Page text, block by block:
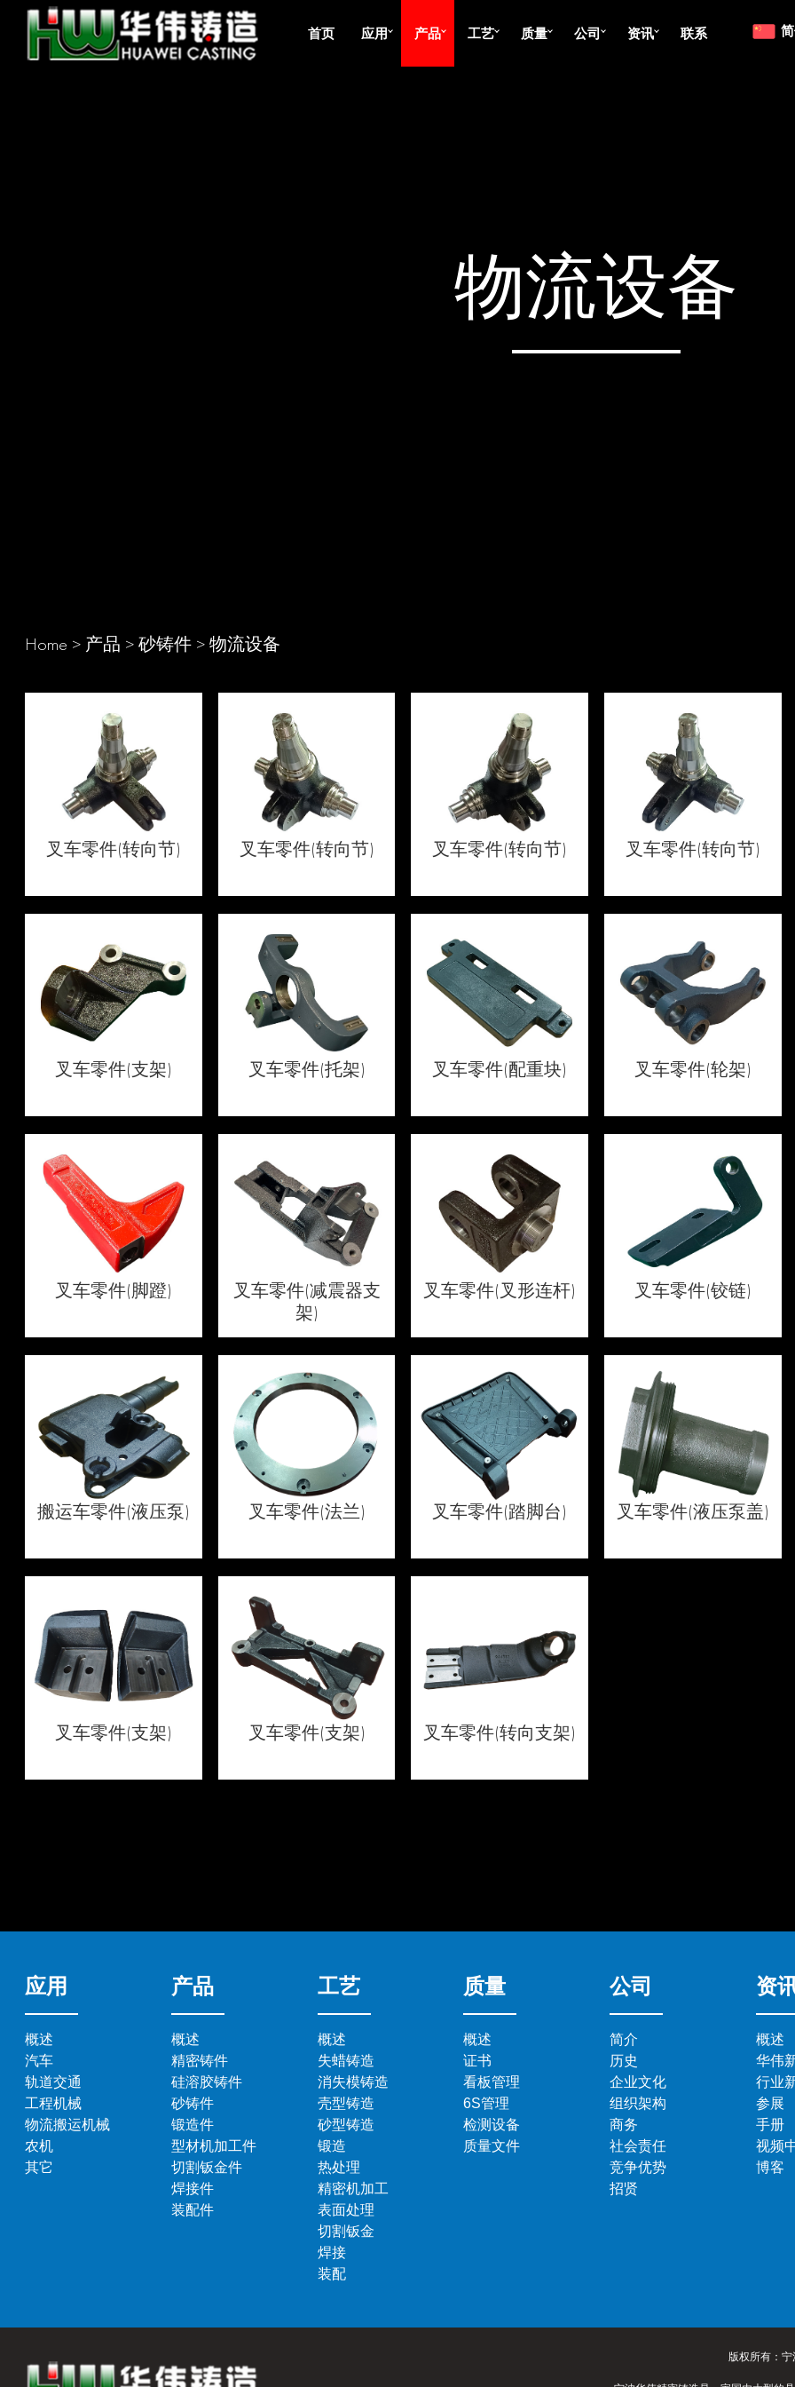
首页 应用 产品 工艺 质量 公司 资讯 联系
物流设备
Home > 产品 >砂铸件 >物流设备
叉车零件(转向节) 叉车零件(转向节) 叉车零件(转向节) 叉车零件(转向节)
叉车零件(支架) 叉车零件(托架) 叉车零件(配重块) 叉车零件(轮架)
叉车零件(脚蹬)
叉车零件(减震器支
架)
叉车零件(叉形连杆) 叉车零件(铰链)
搬运车零件(液压泵) 叉车零件(法兰) 叉车零件(踏脚台) 叉车零件(液压泵盖)
叉车零件(支架) 叉车零件(支架) 叉车零件(转向支架)
应用
概述
汽车
轨道交通
工程机械
物流搬运机械
农机
其它
产品
概述
精密铸件
硅溶胶铸件
砂铸件
锻造件
型材机加工件
切割钣金件
焊接件
装配件
工艺
概述
失蜡铸造
消失模铸造
壳型铸造
砂型铸造
锻造
热处理
精密机加工
表面处理
切割钣金
焊接
装配
质量
概述
证书
看板管理
6S管理
检测设备
质量文件
公司
简介
历史
企业文化
组织架构
商务
社会责任
竞争优势
招贤
资
概述
华伟
行业
参展
手册
视频
博客
版权所有：